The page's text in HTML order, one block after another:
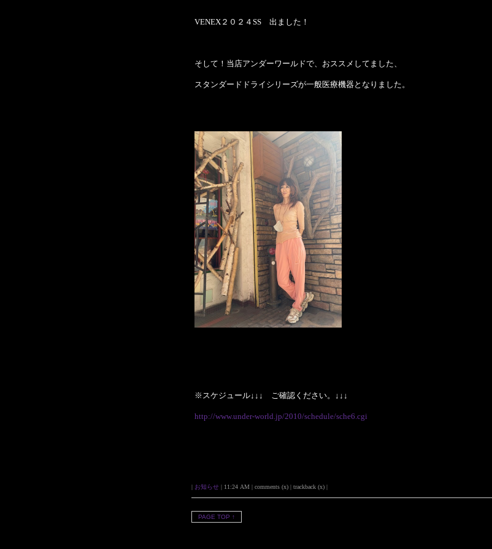
VENEX２０２４SS 出ました！
そして！当店アンダーワールドで、おススメしてました、
スタンダードドライシリーズが一般医療機器となりました。
※スケジュール↓↓↓ ご確認ください。↓↓↓
http://www.under-world.jp/2010/schedule/sche6.cgi
| お知らせ | 11:24 AM | comments (x) | trackback (x) |
PAGE TOP ↑